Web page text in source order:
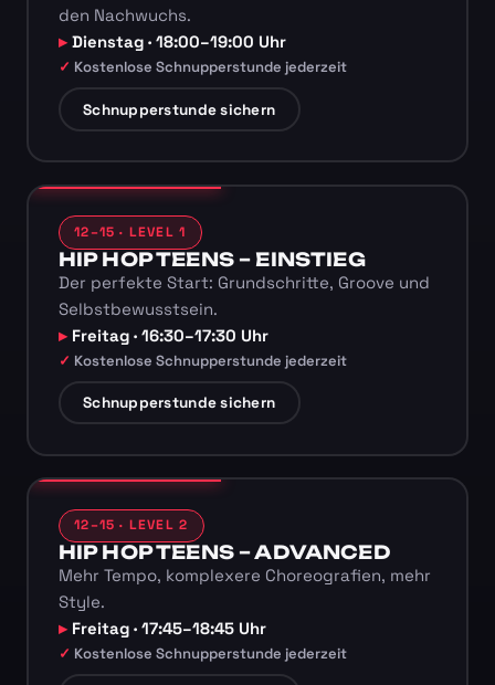
den Nachwuchs.
Dienstag · 18:00–19:00 Uhr
Kostenlose Schnupperstunde jederzeit
Schnupperstunde sichern
12–15 · LEVEL 1
HIP HOP TEENS – EINSTIEG
Der perfekte Start: Grundschritte, Groove und
Selbstbewusstsein.
Freitag · 16:30–17:30 Uhr
Kostenlose Schnupperstunde jederzeit
Schnupperstunde sichern
12–15 · LEVEL 2
HIP HOP TEENS – ADVANCED
Mehr Tempo, komplexere Choreografien, mehr
Style.
Freitag · 17:45–18:45 Uhr
Kostenlose Schnupperstunde jederzeit